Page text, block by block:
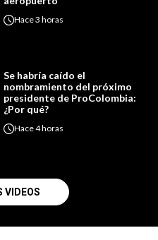
Hace3 horas
Se habría caído el
nombramiento del próximo
presidente de ProColombia:
¿Por qué?
Hace4 horas
VIDEOS